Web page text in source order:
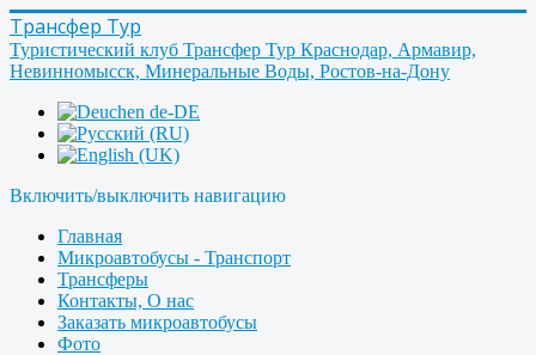
Трансфер Тур
Туристический клуб Трансфер Тур Краснодар, Армавир,
Невинномысск, Минеральные Воды, Ростов-на-Дону
Включить/выключить навигацию
Главная
Микроавтобусы - Транспорт
Трансферы
Контакты, О нас
Заказать микроавтобусы
Фото